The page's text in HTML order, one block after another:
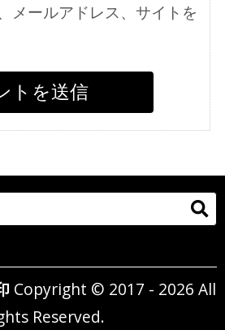
メールアドレス、サイトを
Copyright © 2017 - 2026 All
Reserved.